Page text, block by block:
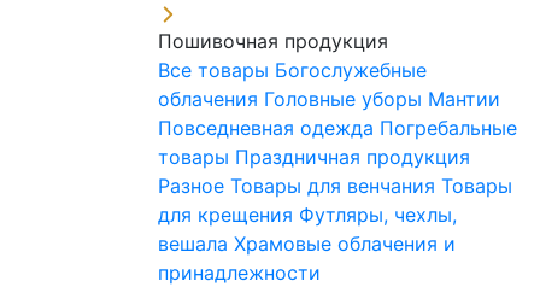
Пошивочная продукция
Все товары Богослужебные
облачения Головные уборы Мантии
Повседневная одежда Погребальные
товары Праздничная продукция
Разное Товары для венчания Товары
для крещения Футляры, чехлы,
вешала Храмовые облачения и
принадлежности